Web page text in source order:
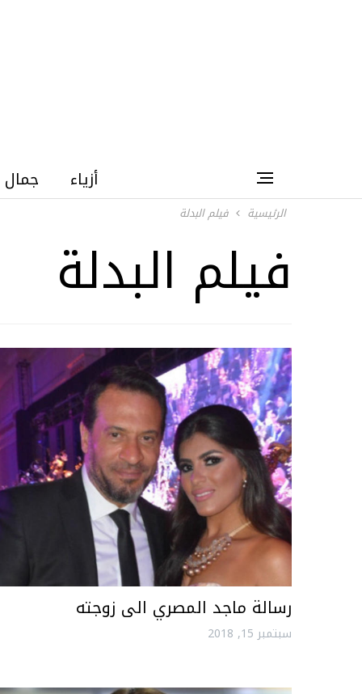
أزياء جمال
الرئيسية فيلم البدلة
فيلم البدلة
رسالة ماجد المصري الى زوجته
سبتمبر 15, 2018